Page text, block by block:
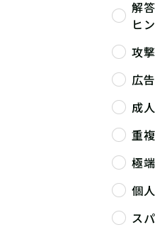
解
ヒ
攻
広
成
重
極
個
ス